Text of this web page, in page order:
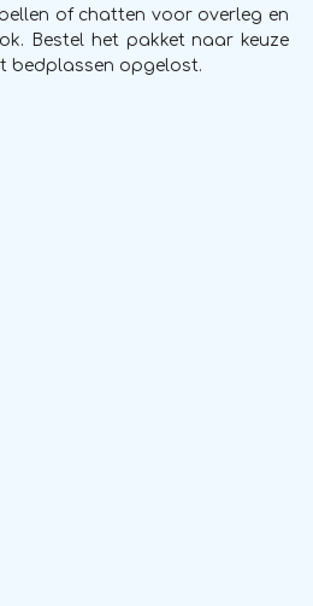
of chatten voor overleg en
Bestel het pakket naar keuze
bedplassen opgelost.